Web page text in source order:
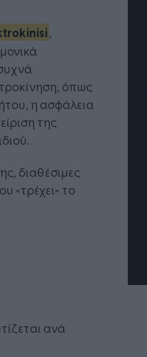
,
όπως
η ασφάλεια
της
διαθέσιμες
«τρέχει» το
ανά
προσλήψεις αλλάζουν:
ως στρατηγικός
για κάθε